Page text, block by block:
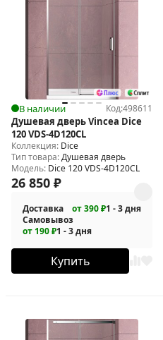
В наличии Код:498611
Душевая дверь Vincea Dice
120 VDS-4D120CL
Коллекция: Dice
Тип товара:Душевая дверь
Модель: Dice 120 VDS-4D120CL
26 850 ₽
Доставка от 390 ₽1 - 3 дня
Самовывоз
от 190 ₽1 - 3 дня
Купить